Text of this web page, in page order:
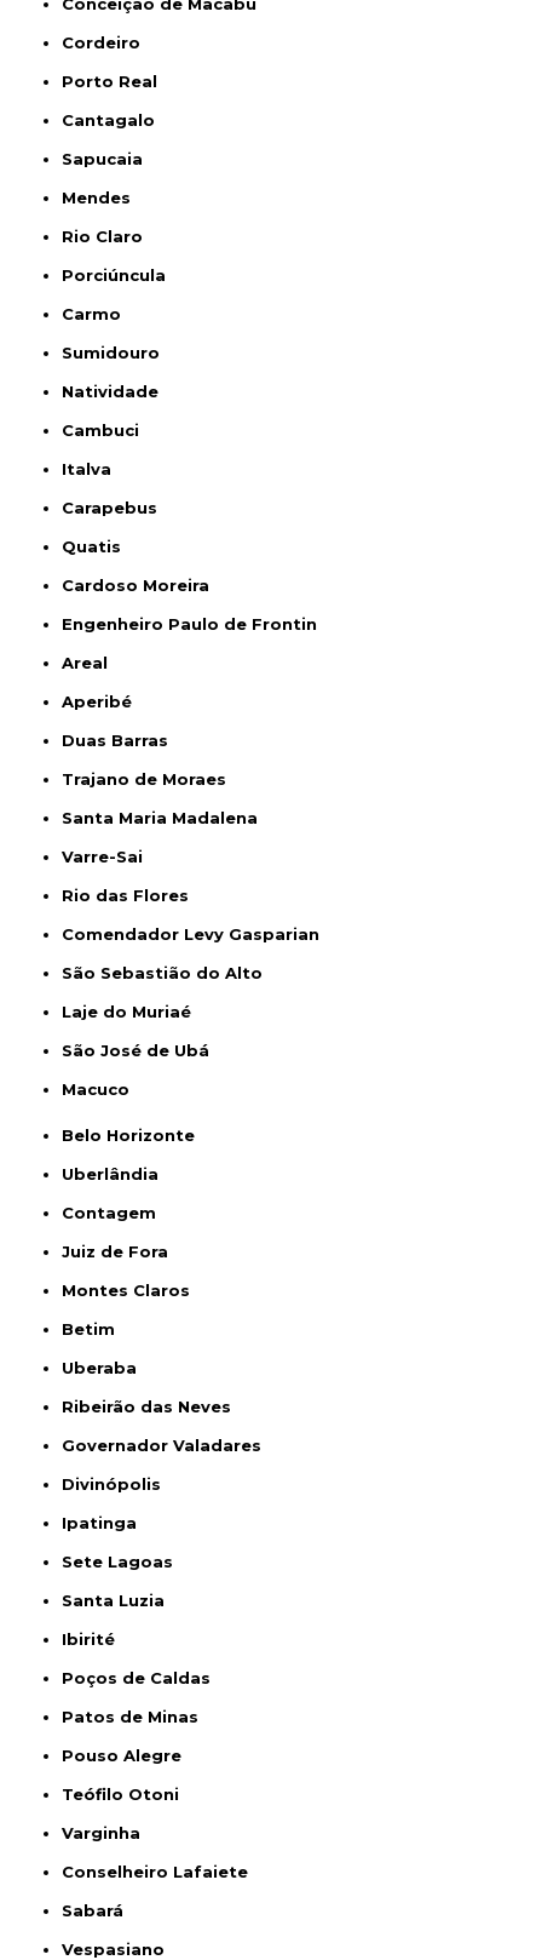
Cordeiro
Porto Real
Cantagalo
Sapucaia
Mendes
Rio Claro
Porciúncula
Carmo
Sumidouro
Natividade
Cambuci
Italva
Carapebus
Quatis
Cardoso Moreira
Engenheiro Paulo de Frontin
Areal
Aperibé
Duas Barras
Trajano de Moraes
Santa Maria Madalena
Varre-Sai
Rio das Flores
Comendador Levy Gasparian
São Sebastião do Alto
Laje do Muriaé
São José de Ubá
Macuco
Belo Horizonte
Uberlândia
Contagem
Juiz de Fora
Montes Claros
Betim
Uberaba
Ribeirão das Neves
Governador Valadares
Divinópolis
Ipatinga
Sete Lagoas
Santa Luzia
Ibirité
Poços de Caldas
Patos de Minas
Pouso Alegre
Teófilo Otoni
Varginha
Conselheiro Lafaiete
Sabará
Vespasiano